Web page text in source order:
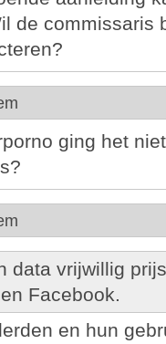
de commissaris
ging het
data vrijwillig
Facebook.
en hun